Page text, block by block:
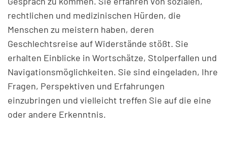
rechtlichen und medizinischen Hürden, die
Menschen zu meistern haben, deren
Geschlechtsreise auf Widerstände stößt. Sie
erhalten Einblicke in Wortschätze, Stolperfallen und
Navigationsmöglichkeiten. Sie sind eingeladen, Ihre
Fragen, Perspektiven und Erfahrungen
einzubringen und vielleicht treffen Sie auf die eine
oder andere Erkenntnis.